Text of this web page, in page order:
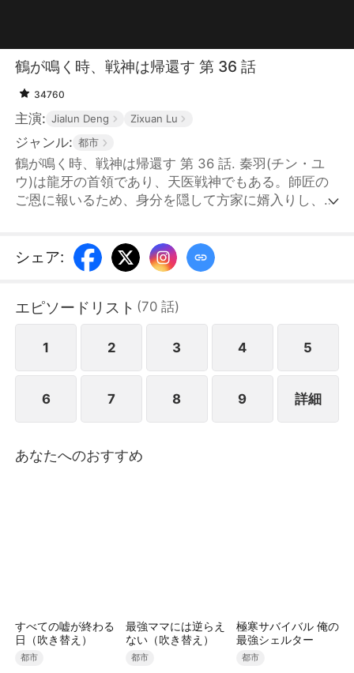
鶴が鳴く時、戦神は帰還す 第 36 話
34760
主演: Jialun Deng Zixuan Lu
ジャンル: 都市
鶴が鳴く時、戦神は帰還す 第 36 話. 秦羽(チン・ユ
ウ)は龍牙の首領であり、天医戦神でもある。師匠の
ご恩に報いるため、身分を隠して方家に婿入りし、警
ンユエン)に浮気されただけでなく、方家親子揃って
母を死に追い詰められた。方家から散々屈辱を受けた
の正体を明かした。龍牙の戦士たちがひれ伏す中、彼
は強硬に離婚を宣言し、方家への復讐を始めた。その
後、秦羽は五年前に仕組まれた一夜の過ちによって、
ショウウイ)は未婚のまま妊娠したことで家族に見捨
てられ、一人で娘を育てながら苦しい生活を送ってい
た。秦羽は再び警備員に扮し、偽装結婚という形で夏
の日々が始まった――
シェア:
エピソードリスト (70 話)
1 2 3 4 5
6 7 8 9 詳細
あなたへのおすすめ
すべての嘘が終わる
日（吹き替え）
都市
最強ママには逆らえ
ない（吹き替え）
都市
極寒サバイバル 俺の
最強シェルター
都市